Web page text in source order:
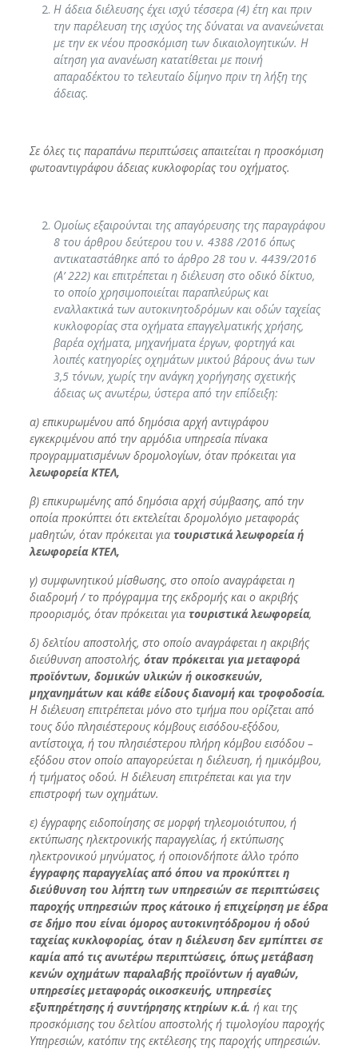
Η άδεια διέλευσης έχει ισχύ τέσσερα (4) έτη και πριν
την παρέλευση της ισχύος της δύναται να ανανεώνεται
με την εκ νέου προσκόμιση των δικαιολογητικών. Η
αίτηση για ανανέωση κατατίθεται με ποινή
απαραδέκτου το τελευταίο δίμηνο πριν τη λήξη της
άδειας.
Σε όλες τις παραπάνω περιπτώσεις απαιτείται η προσκόμιση
φωτοαντιγράφου άδειας κυκλοφορίας του οχήματος.
Ομοίως εξαιρούνται της απαγόρευσης της παραγράφου
8 του άρθρου δεύτερου του ν. 4388 /2016 όπως
αντικαταστάθηκε από το άρθρο 28 του ν. 4439/2016
(Α’ 222) και επιτρέπεται η διέλευση στο οδικό δίκτυο,
το οποίο χρησιμοποιείται παραπλεύρως και
εναλλακτικά των αυτοκινητοδρόμων και οδών ταχείας
κυκλοφορίας στα οχήματα επαγγελματικής χρήσης,
βαρέα οχήματα, μηχανήματα έργων, φορτηγά και
λοιπές κατηγορίες οχημάτων μικτού βάρους άνω των
3,5 τόνων, χωρίς την ανάγκη χορήγησης σχετικής
άδειας ως ανωτέρω, ύστερα από την επίδειξη:
α) επικυρωμένου από δημόσια αρχή αντιγράφου
εγκεκριμένου από την αρμόδια υπηρεσία πίνακα
προγραμματισμένων δρομολογίων, όταν πρόκειται για
λεωφορεία ΚΤΕΛ,
β) επικυρωμένης από δημόσια αρχή σύμβασης, από την
οποία προκύπτει ότι εκτελείται δρομολόγιο μεταφοράς
μαθητών, όταν πρόκειται για τουριστικά λεωφορεία ή
λεωφορεία ΚΤΕΛ,
γ) συμφωνητικού μίσθωσης, στο οποίο αναγράφεται η
διαδρομή / το πρόγραμμα της εκδρομής και ο ακριβής
προορισμός, όταν πρόκειται για τουριστικά λεωφορεία,
δ) δελτίου αποστολής, στο οποίο αναγράφεται η ακριβής
διεύθυνση αποστολής, όταν πρόκειται για μεταφορά
προϊόντων, δομικών υλικών ή οικοσκευών,
μηχανημάτων και κάθε είδους διανομή και τροφοδοσία.
Η διέλευση επιτρέπεται μόνο στο τμήμα που ορίζεται από
τους δύο πλησιέστερους κόμβους εισόδου-εξόδου,
αντίστοιχα, ή του πλησιέστερου πλήρη κόμβου εισόδου –
εξόδου στον οποίο απαγορεύεται η διέλευση, ή ημικόμβου,
ή τμήματος οδού. Η διέλευση επιτρέπεται και για την
επιστροφή των οχημάτων.
ε) έγγραφης ειδοποίησης σε μορφή τηλεομοιότυπου, ή
εκτύπωσης ηλεκτρονικής παραγγελίας, ή εκτύπωσης
ηλεκτρονικού μηνύματος, ή οποιονδήποτε άλλο τρόπο
έγγραφης παραγγελίας από όπου να προκύπτει η
διεύθυνση του λήπτη των υπηρεσιών σε περιπτώσεις
παροχής υπηρεσιών προς κάτοικο ή επιχείρηση με έδρα
σε δήμο που είναι όμορος αυτοκινητόδρομου ή οδού
ταχείας κυκλοφορίας, όταν η διέλευση δεν εμπίπτει σε
καμία από τις ανωτέρω περιπτώσεις, όπως μετάβαση
κενών οχημάτων παραλαβής προϊόντων ή αγαθών,
υπηρεσίες μεταφοράς οικοσκευής, υπηρεσίες
εξυπηρέτησης ή συντήρησης κτηρίων κ.ά. ή και της
προσκόμισης του δελτίου αποστολής ή τιμολογίου παροχής
Υπηρεσιών, κατόπιν της εκτέλεσης της παροχής υπηρεσιών.